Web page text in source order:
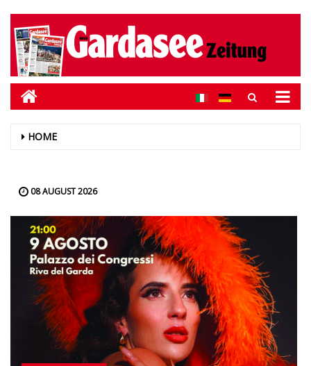
HOME
08 AUGUST 2026